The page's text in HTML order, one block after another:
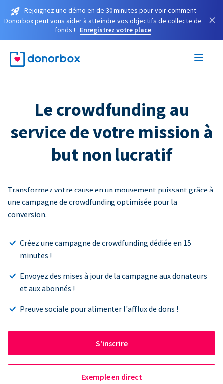
Rejoignez une démo en de 30 minutes pour voir comment
Donorbox peut vous aider à atteindre vos objectifs de collecte de
fonds !
Enregistrez votre place
×
Le crowdfunding au
service de votre mission à
but non lucratif
Transformez votre cause en un mouvement puissant grâce à
une campagne de crowdfunding optimisée pour la
conversion.
Créez une campagne de crowdfunding dédiée en 15
minutes !
Envoyez des mises à jour de la campagne aux donateurs
et aux abonnés !
Preuve sociale pour alimenter l'afflux de dons !
S'inscrire
Exemple en direct